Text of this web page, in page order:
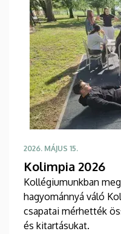
2026. MÁJUS 15.
Kolimpia 2026
Kollégiumunkban
hagyománnyá váló
csapatai mérhették
és kitartásukat.